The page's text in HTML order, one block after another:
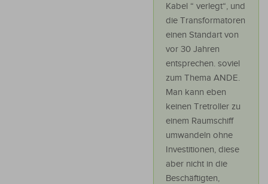
Kabel “ verlegt“, und
die Transformatoren
einen Standart von
vor 30 Jahren
entsprechen. soviel
zum Thema ANDE.
Man kann eben
keinen Tretroller zu
einem Raumschiff
umwandeln ohne
Investitionen, diese
aber nicht in die
Beschäftigten,